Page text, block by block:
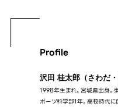
Profile
沢田 桂太郎（さわだ・
1998年生まれ。宮城県出身。
ポーツ科学部1年。高校時代